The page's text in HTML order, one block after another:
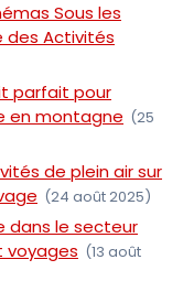
Sous les
des Activités
parfait pour
en montagne (25
de plein air sur
(24 août 2025)
dans le secteur
voyages (13 août